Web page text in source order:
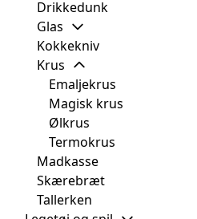
Drikkedunk
Glas
Kokkekniv
Krus
Emaljekrus
Magisk krus
Ølkrus
Termokrus
Madkasse
Skærebræt
Tallerken